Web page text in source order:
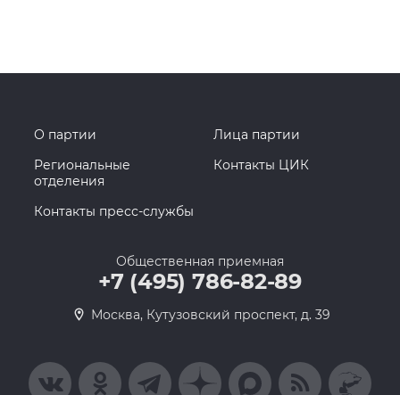
О партии
Лица партии
Региональные
отделения
Контакты ЦИК
Контакты пресс-службы
Общественная приемная
+7 (495) 786-82-89
Москва, Кутузовский проспект, д. 39